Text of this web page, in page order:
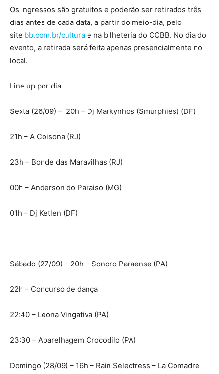
Os ingressos são gratuitos e poderão ser retirados três
dias antes de cada data, a partir do meio-dia, pelo
site bb.com.br/cultura e na bilheteria do CCBB. No dia do
evento, a retirada será feita apenas presencialmente no
local.
Line up por dia
Sexta (26/09) – 20h – Dj Markynhos (Smurphies) (DF)
21h – A Coisona (RJ)
23h – Bonde das Maravilhas (RJ)
00h – Anderson do Paraiso (MG)
01h – Dj Ketlen (DF)
Sábado (27/09) – 20h – Sonoro Paraense (PA)
22h – Concurso de dança
22:40 – Leona Vingativa (PA)
23:30 – Aparelhagem Crocodilo (PA)
Domingo (28/09) – 16h – Rain Selectress – La Comadre